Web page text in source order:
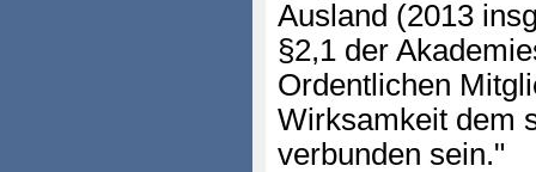
Ausland (2013
§2,1 der
Ordentlichen
Wirksamkeit dem
verbunden sein."